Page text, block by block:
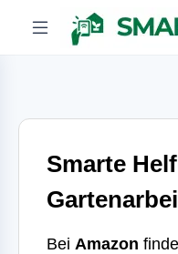
Smarte
Bei Amazon